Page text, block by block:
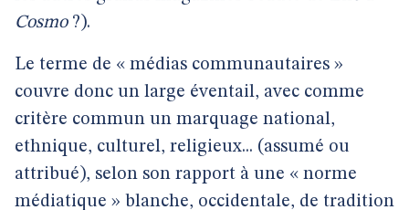
Cosmo?).
Le terme de « médias communautaires »
couvre donc un large éventail, avec comme
critère commun un marquage national,
ethnique, culturel, religieux... (assumé ou
attribué), selon son rapport à une « norme
médiatique » blanche, occidentale, de tradition